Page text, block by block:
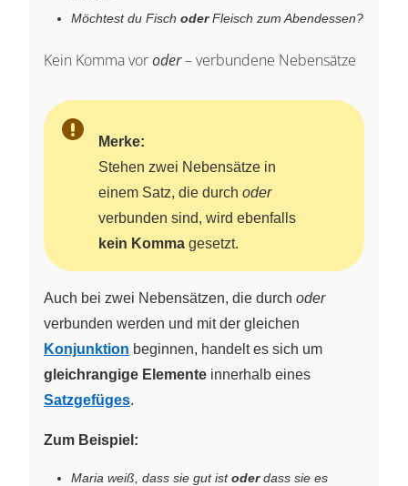
Möchtest du Fisch oderFleisch zum Abendessen?
Kein Komma voroder– verbundene Nebensätze
Merke:
Stehen zwei Nebensätze in
einem Satz, die durch oder
verbunden sind, wird ebenfalls
kein Komma gesetzt.
Auch bei zwei Nebensätzen, die durch oder
verbunden werden und mit der gleichen
Konjunktion beginnen, handelt es sich um
gleichrangige Elemente innerhalb eines
Satzgefüges.
Zum Beispiel:
Maria weiß, dass sie gut istoderdass sie es